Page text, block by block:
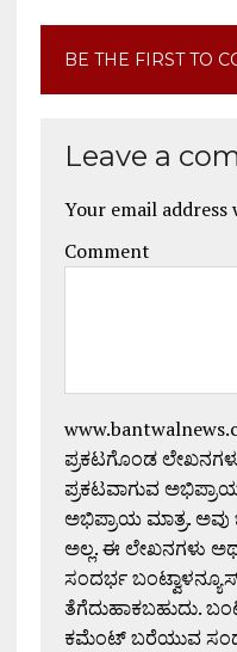
BE THE FIRST TO
Leave a
Your email
Comment
ಪ್ರಕಟಗೊಂಡ
ಪ್ರಕಟವಾಗುವ
ಅಭಿಪ್ರಾಯ ಮಾತ್ರ. ಅವು
ಅಲ್ಲ. ಈ ಲೇಖನಗಳು
ಸಂದರ್ಭ
ತೆಗೆದುಹಾಕಬಹುದು.
ಕಮೆಂಟ್ ಬರೆಯುವ